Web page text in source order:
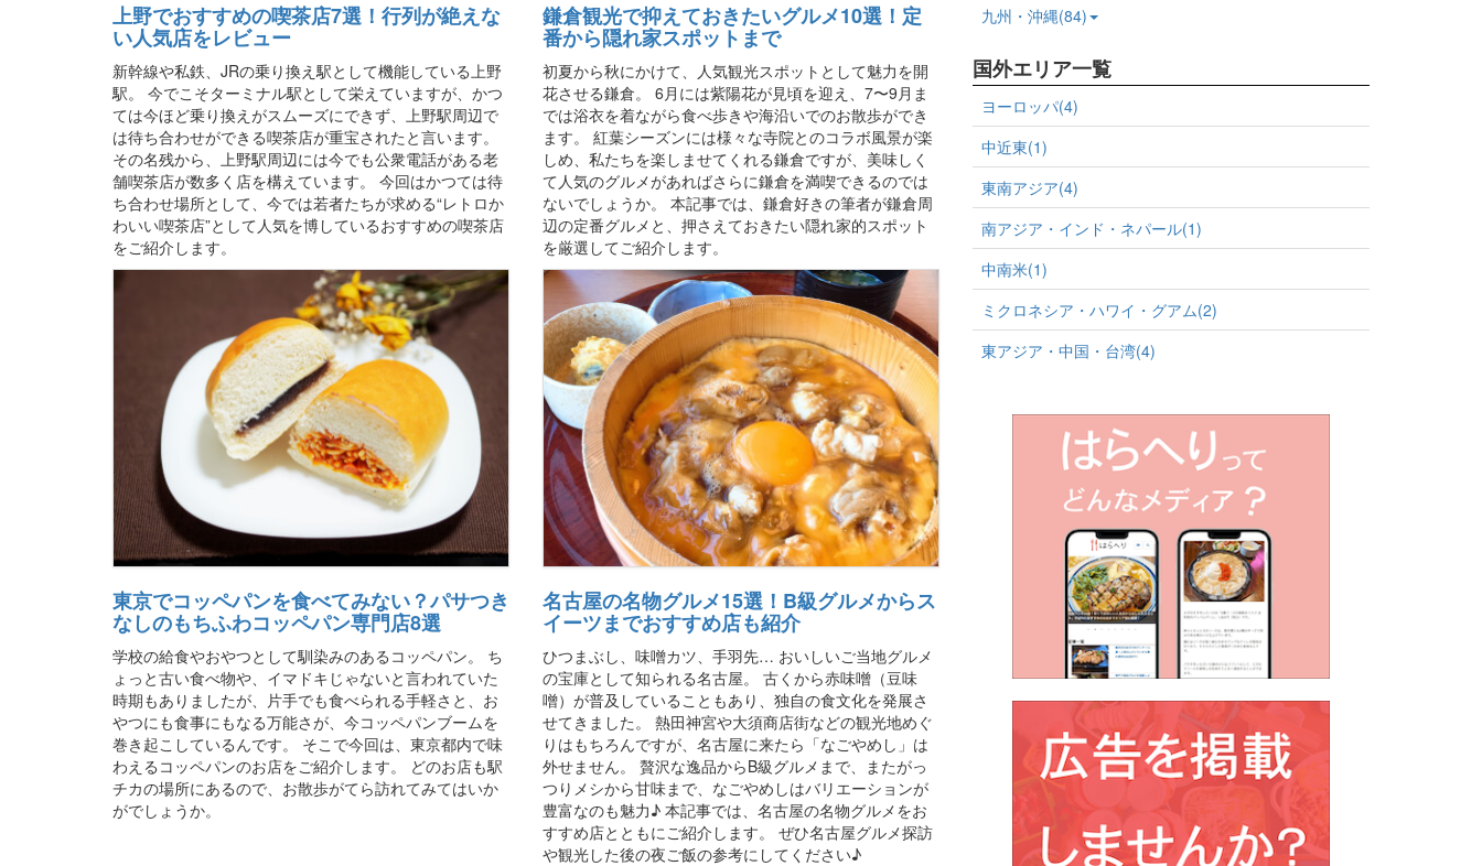
上野でおすすめの喫茶店7選！行列が絶えな
い人気店をレビュー
新幹線や私鉄、JRの乗り換え駅として機能している上野
駅。 今でこそターミナル駅として栄えていますが、かつ
ては今ほど乗り換えがスムーズにできず、上野駅周辺で
は待ち合わせができる喫茶店が重宝されたと言います。
その名残から、上野駅周辺には今でも公衆電話がある老
舗喫茶店が数多く店を構えています。 今回はかつては待
ち合わせ場所として、今では若者たちが求める“レトロか
わいい喫茶店”として人気を博しているおすすめの喫茶店
をご紹介します。
鎌倉観光で抑えておきたいグルメ10選！定
番から隠れ家スポットまで
初夏から秋にかけて、人気観光スポットとして魅力を開
花させる鎌倉。 6月には紫陽花が見頃を迎え、7〜9月ま
では浴衣を着ながら食べ歩きや海沿いでのお散歩ができ
ます。 紅葉シーズンには様々な寺院とのコラボ風景が楽
しめ、私たちを楽しませてくれる鎌倉ですが、美味しく
て人気のグルメがあればさらに鎌倉を満喫できるのでは
ないでしょうか。 本記事では、鎌倉好きの筆者が鎌倉周
辺の定番グルメと、押さえておきたい隠れ家的スポット
を厳選してご紹介します。
東京でコッペパンを食べてみない？パサつき
なしのもちふわコッペパン専門店8選
学校の給食やおやつとして馴染みのあるコッペパン。 ち
ょっと古い食べ物や、イマドキじゃないと言われていた
時期もありましたが、片手でも食べられる手軽さと、お
やつにも食事にもなる万能さが、今コッペパンブームを
巻き起こしているんです。 そこで今回は、東京都内で味
わえるコッペパンのお店をご紹介します。 どのお店も駅
チカの場所にあるので、お散歩がてら訪れてみてはいか
がでしょうか。
名古屋の名物グルメ15選！B級グルメからス
イーツまでおすすめ店も紹介
ひつまぶし、味噌カツ、手羽先… おいしいご当地グルメ
の宝庫として知られる名古屋。 古くから赤味噌（豆味
噌）が普及していることもあり、独自の食文化を発展さ
せてきました。 熱田神宮や大須商店街などの観光地めぐ
りはもちろんですが、名古屋に来たら「なごやめし」は
外せません。 贅沢な逸品からB級グルメまで、またがっ
つりメシから甘味まで、なごやめしはバリエーションが
豊富なのも魅力♪ 本記事では、名古屋の名物グルメをお
すすめ店とともにご紹介します。 ぜひ名古屋グルメ探訪
や観光した後の夜ご飯の参考にしてください♪
九州・沖縄(84)
国外エリア一覧
ヨーロッパ(4)
中近東(1)
東南アジア(4)
南アジア・インド・ネパール(1)
中南米(1)
ミクロネシア・ハワイ・グアム(2)
東アジア・中国・台湾(4)